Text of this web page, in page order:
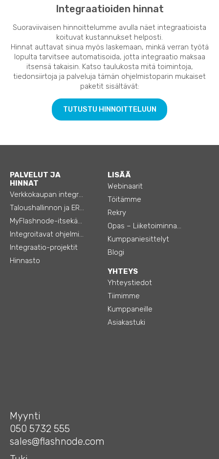
Integraatioiden hinnat
Suoraviivaisen hinnoittelumme avulla näet integraatioista
koituvat kustannukset helposti.
Hinnat auttavat sinua myös laskemaan, minkä verran työtä
lopulta tarvitsee automatisoida, jotta integraatio maksaa
itsensä takaisin. Katso taulukosta mitä toimintoja,
tiedonsiirtoja ja palveluja tämän ohjelmistoparin mukaiset
paketit sisältävät:
TUTUSTU HINNOITTELUUN
PALVELUT JA
HINNAT
Verkkokaupan integraatiot
Taloushallinnon ja ERP:n integraatiot
MyFlashnode-itsekäyttö-automaatio
Integroitavat ohjelmistot
Integraatio-projektit
Hinnasto
LISÄÄ
Webinaarit
Töitämme
Rekry
Opas – Liiketoiminnan tehostamiseen
Kumppaniesittelyt
Blogi
YHTEYS
Yhteystiedot
Tiimimme
Kumppaneille
Asiakastuki
Myynti
050 5732 555
sales@flashnode.com